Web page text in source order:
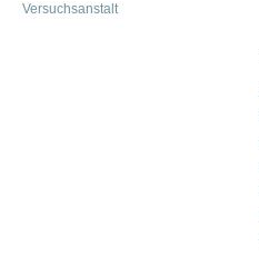
Versuchsanstalt